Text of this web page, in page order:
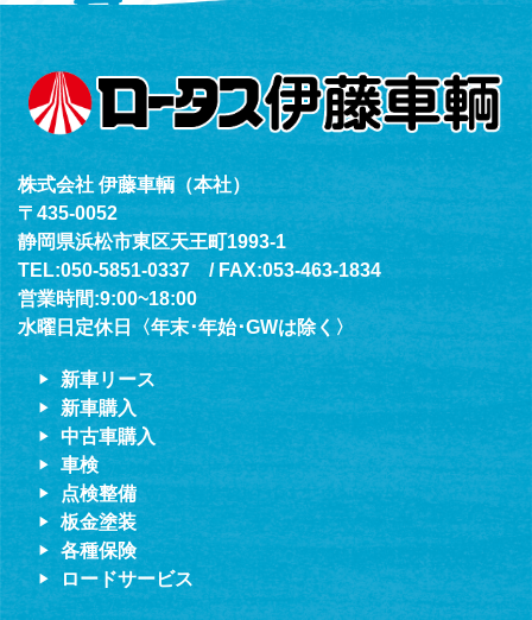
株式会社 伊藤車輌（本社）
〒435-0052
静岡県浜松市東区天王町1993-1
TEL:050-5851-0337 / FAX:053-463-1834
営業時間:9:00~18:00
水曜日定休日〈年末･年始･GWは除く〉
新車リース
新車購入
中古車購入
車検
点検整備
板金塗装
各種保険
ロードサービス